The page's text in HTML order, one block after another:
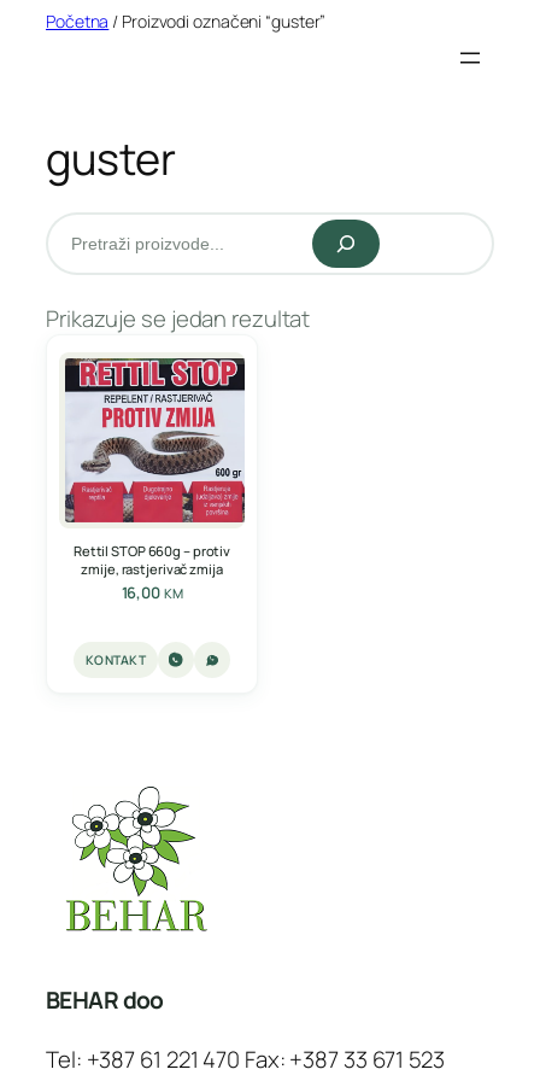
Početna / Proizvodi označeni “guster”
guster
Pretraži
Prikazuje se jedan rezultat
Rettil STOP 660g – protiv
zmije, rastjerivač zmija
16,00 KM
KONTAKT
BEHAR doo
Tel: +387 61 221 470 Fax: +387 33 671 523